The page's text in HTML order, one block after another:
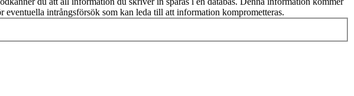
intrångsförsök som kan leda till att information komprometteras.